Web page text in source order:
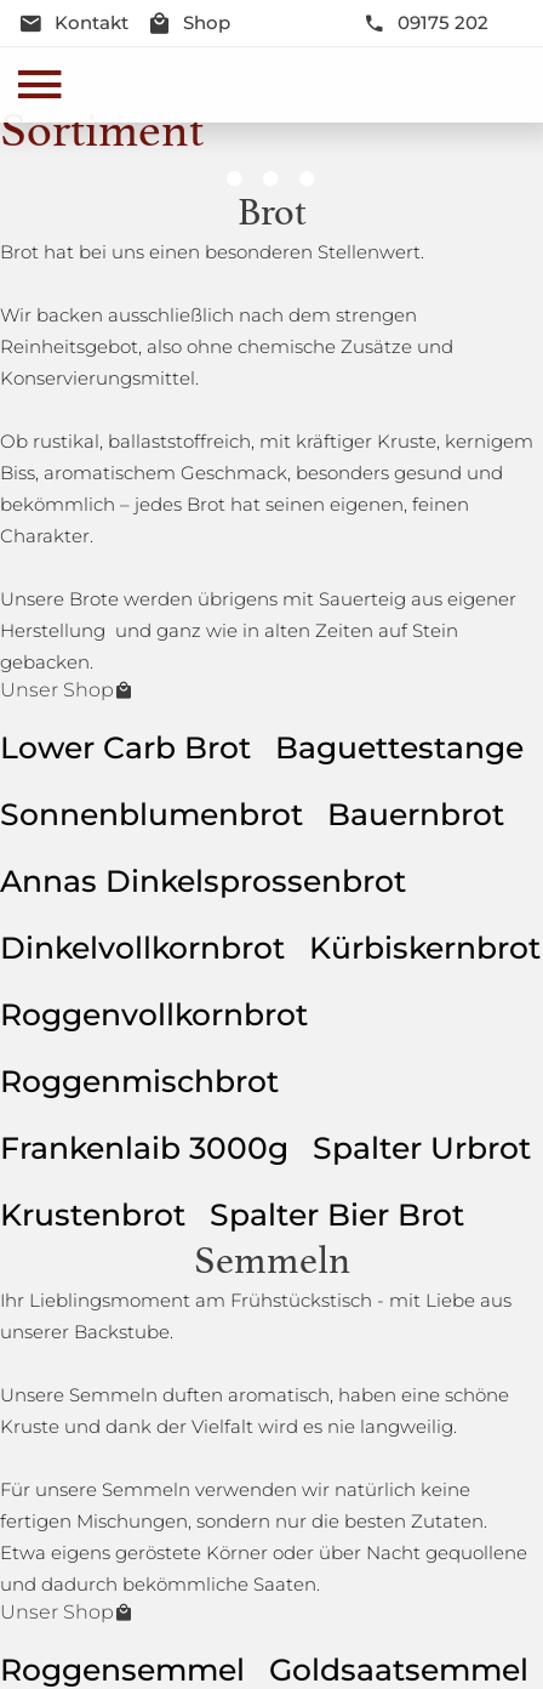
Kontakt Shop 09175 202
Sortiment
Genussmomente
Herzhaft oder süß - Beste Qualität und Frische sind
Brot
Brot hat bei uns einen besonderen Stellenwert.
Wir backen ausschließlich nach dem strengen
Reinheitsgebot, also ohne chemische Zusätze und
Konservierungsmittel.
Ob rustikal, ballaststoffreich, mit kräftiger Kruste, kernigem
Biss, aromatischem Geschmack, besonders gesund und
bekömmlich – jedes Brot hat seinen eigenen, feinen
Charakter.
Unsere Brote werden übrigens mit Sauerteig aus eigener
Herstellung und ganz wie in alten Zeiten auf Stein
gebacken.
Unser Shop
Lower Carb Brot
Baguettestange
Sonnenblumenbrot
Bauernbrot
Annas Dinkelsprossenbrot
Dinkelvollkornbrot
Kürbiskernbrot
Roggenvollkornbrot
Roggenmischbrot
Frankenlaib 3000g
Spalter Urbrot
Krustenbrot
Spalter Bier Brot
Semmeln
Ihr Lieblingsmoment am Frühstückstisch - mit Liebe aus
unserer Backstube.
Unsere Semmeln duften aromatisch, haben eine schöne
Kruste und dank der Vielfalt wird es nie langweilig.
Für unsere Semmeln verwenden wir natürlich keine
fertigen Mischungen, sondern nur die besten Zutaten.
Etwa eigens geröstete Körner oder über Nacht gequollene
und dadurch bekömmliche Saaten.
Unser Shop
Roggensemmel
Goldsaatsemmel